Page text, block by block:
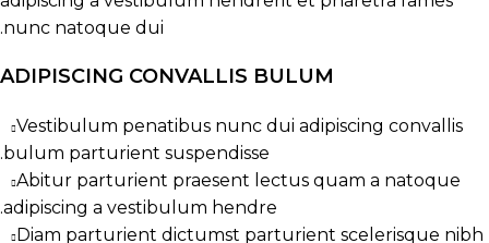
nunc natoque dui.
ADIPISCING CONVALLIS BULUM
Vestibulum penatibus nunc dui adipiscing convallis
bulum parturient suspendisse.
Abitur parturient praesent lectus quam a natoque
adipiscing a vestibulum hendre.
Diam parturient dictumst parturient scelerisque nibh